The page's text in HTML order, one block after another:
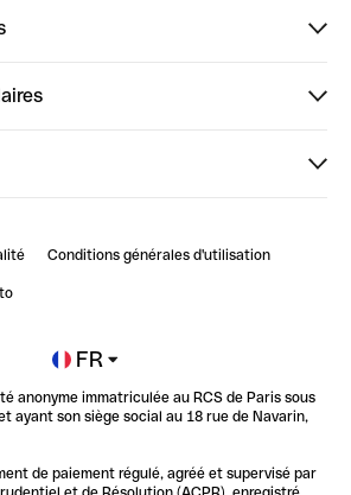
carrières/productivité
Conditions générales d'utilisation
FR
anonyme immatriculée au RCS de Paris sous
ayant son siège social au 18 rue de Navarin,
de paiement régulé, agréé et supervisé par